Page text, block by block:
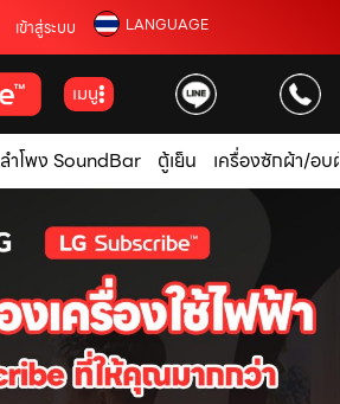
เข้าสู่ระบบ LANGUAGE
เมนู
ลำโพง SoundBar ตู้เย็น เครื่องซักผ้า/อบ